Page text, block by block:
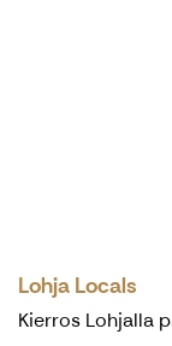
Lohja Locals
Kierros Lohjalla